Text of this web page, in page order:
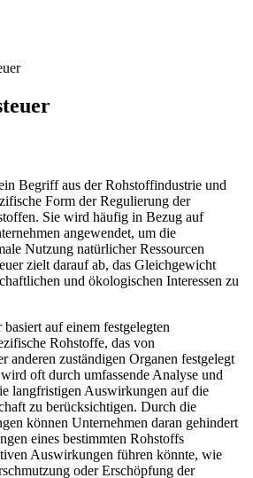
Begriff aus der Rohstoffindustrie und
Form der Regulierung der
Sie wird häufig in Bezug auf
angewendet, um die
Nutzung natürlicher Ressourcen
zielt darauf ab, das Gleichgewicht
und ökologischen Interessen zu
auf einem festgelegten
Rohstoffe, das von
anderen zuständigen Organen festgelegt
oft durch umfassende Analyse und
langfristigen Auswirkungen auf die
zu berücksichtigen. Durch die
können Unternehmen daran gehindert
eines bestimmten Rohstoffs
Auswirkungen führen könnte, wie
oder Erschöpfung der